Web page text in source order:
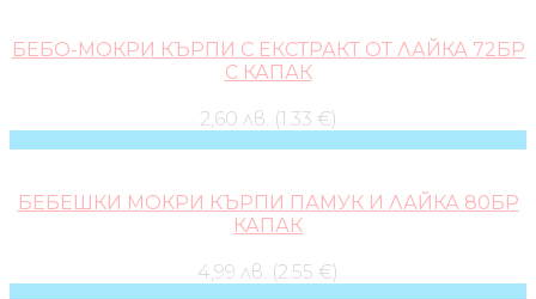
БЕБО-МОКРИ КЪРПИ С ЕКСТРАКТ ОТ ЛАЙКА 72БР
С КАПАК
2,60 лв. (1.33 €)
БЕБЕШКИ МОКРИ КЪРПИ ПАМУК И ЛАЙКА 80БР
КАПАК
4,99 лв. (2.55 €)